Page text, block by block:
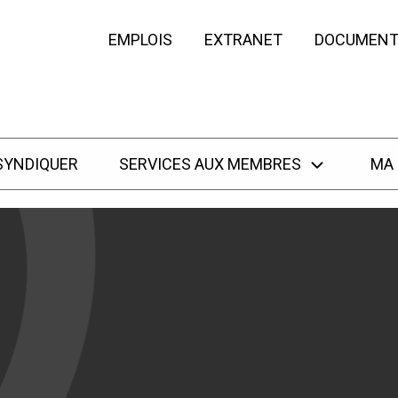
EMPLOIS EXTRANET
SERVICES AUX MEMBRES MA